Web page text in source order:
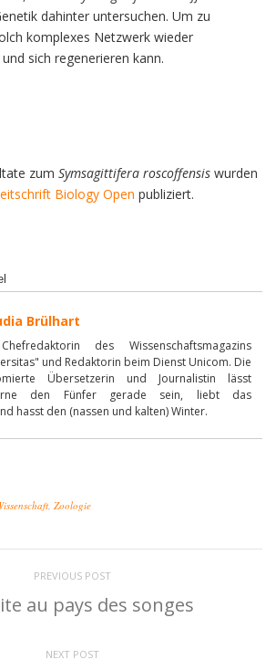
dahinter untersuchen. Um zu
komplexes Netzwerk wieder
sich regenerieren kann.
zum Symsagittifera roscoffensis wurden
Biology Open publiziert.
Brülhart
des Wissenschaftsmagazins
und Redaktorin beim Dienst Unicom. Die
Übersetzerin und Journalistin lässt
den Fünfer gerade sein, liebt das
hasst den (nassen und kalten) Winter.
, Zoologie
PREVIOUS POST
au pays des songes
NEXT POST